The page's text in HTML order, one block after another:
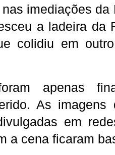
imediações da
a ladeira da
colidiu em
apenas
As
em
a cena ficaram